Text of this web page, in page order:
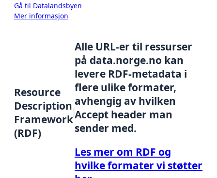
Gå til Datalandsbyen
Mer informasjon
Resource
Description
Framework
(RDF)
Alle URL-er til ressurser
på data.norge.no kan
levere RDF-metadata i
flere ulike formater,
avhengig av hvilken
Accept header man
sender med.
Les mer om RDF og
hvilke formater vi støtter